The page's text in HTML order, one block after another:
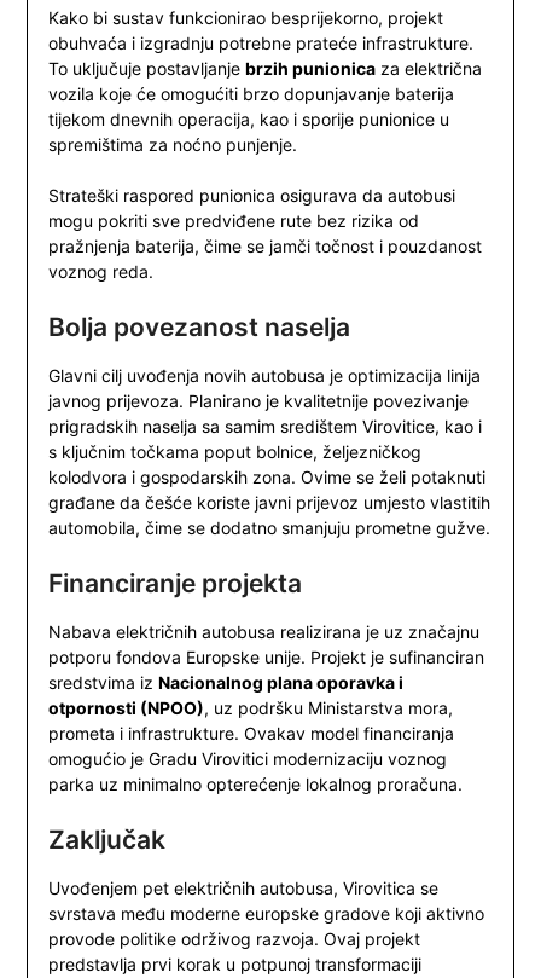
Kako bi sustav funkcionirao besprijekorno, projekt
obuhvaća i izgradnju potrebne prateće infrastrukture.
To uključuje postavljanje brzih punionicaza električna
vozila koje će omogućiti brzo dopunjavanje baterija
tijekom dnevnih operacija, kao i sporije punionice u
spremištima za noćno punjenje.
Strateški raspored punionica osigurava da autobusi
mogu pokriti sve predviđene rute bez rizika od
pražnjenja baterija, čime se jamči točnost i pouzdanost
voznog reda.
Bolja povezanost naselja
Glavni cilj uvođenja novih autobusa je optimizacija linija
javnog prijevoza. Planirano je kvalitetnije povezivanje
prigradskih naselja sa samim središtem Virovitice, kao i
s ključnim točkama poput bolnice, željezničkog
kolodvora i gospodarskih zona. Ovime se želi potaknuti
građane da češće koriste javni prijevoz umjesto vlastitih
automobila, čime se dodatno smanjuju prometne gužve.
Financiranje projekta
Nabava električnih autobusa realizirana je uz značajnu
potporu fondova Europske unije. Projekt je sufinanciran
sredstvima iz Nacionalnog plana oporavka i
otpornosti (NPOO), uz podršku Ministarstva mora,
prometa i infrastrukture. Ovakav model financiranja
omogućio je Gradu Virovitici modernizaciju voznog
parka uz minimalno opterećenje lokalnog proračuna.
Zaključak
Uvođenjem pet električnih autobusa, Virovitica se
svrstava među moderne europske gradove koji aktivno
provode politike održivog razvoja. Ovaj projekt
predstavlja prvi korak u potpunoj transformaciji